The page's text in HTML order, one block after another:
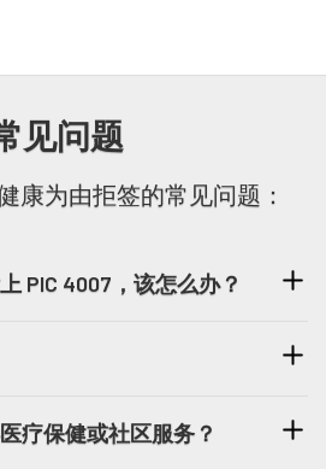
见问题
康为由拒签的常见问题：
PIC 4007，该怎么办？
无法申请健康豁免。这意
槛，您的健康状况将被视
疗保健或社区服务？